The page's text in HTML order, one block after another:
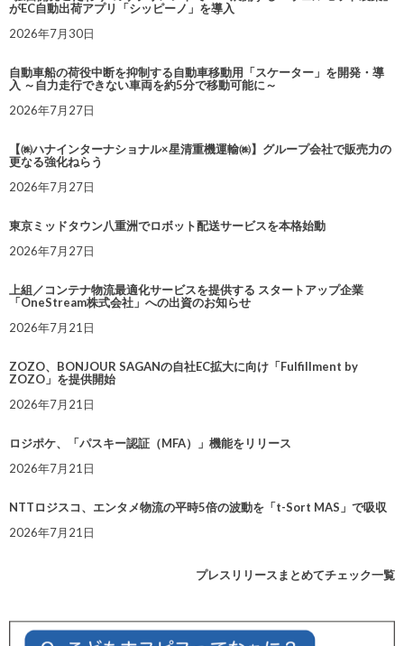
がEC自動出荷アプリ「シッピーノ」を導入
2026年7月30日
自動車船の荷役中断を抑制する自動車移動用「スケーター」を開発・導
入 ～自力走行できない車両を約5分で移動可能に～
2026年7月27日
【㈱ハナインターナショナル×星清重機運輸㈱】グループ会社で販売力の
更なる強化ねらう
2026年7月27日
東京ミッドタウン八重洲でロボット配送サービスを本格始動
2026年7月27日
上組／コンテナ物流最適化サービスを提供する スタートアップ企業
「OneStream株式会社」への出資のお知らせ
2026年7月21日
ZOZO、BONJOUR SAGANの自社EC拡大に向け「Fulfillment by
ZOZO」を提供開始
2026年7月21日
ロジポケ、「パスキー認証（MFA）」機能をリリース
2026年7月21日
NTTロジスコ、エンタメ物流の平時5倍の波動を「t-Sort MAS」で吸収
2026年7月21日
プレスリリースまとめてチェック一覧